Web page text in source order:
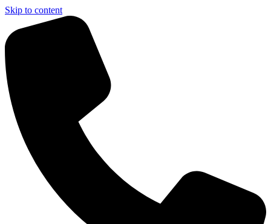
Skip to content